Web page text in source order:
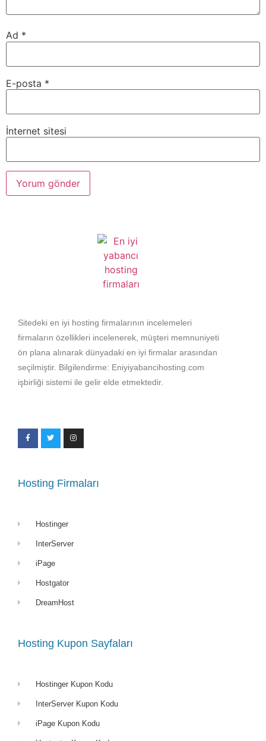
Ad *
E-posta *
İnternet sitesi
Sitedeki en iyi hosting firmalarının incelemeleri
firmaların özellikleri incelenerek, müşteri memnuniyeti
ön plana alınarak dünyadaki en iyi firmalar arasından
seçilmiştir. Bilgilendirme: Eniyiyabancihosting.com
işbirliği sistemi ile gelir elde etmektedir.
Hosting Firmaları
Hostinger
InterServer
iPage
Hostgator
DreamHost
Hosting Kupon Sayfaları
Hostinger Kupon Kodu
InterServer Kupon Kodu
iPage Kupon Kodu